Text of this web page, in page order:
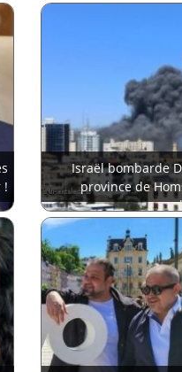
!
Israël bombarde
province de